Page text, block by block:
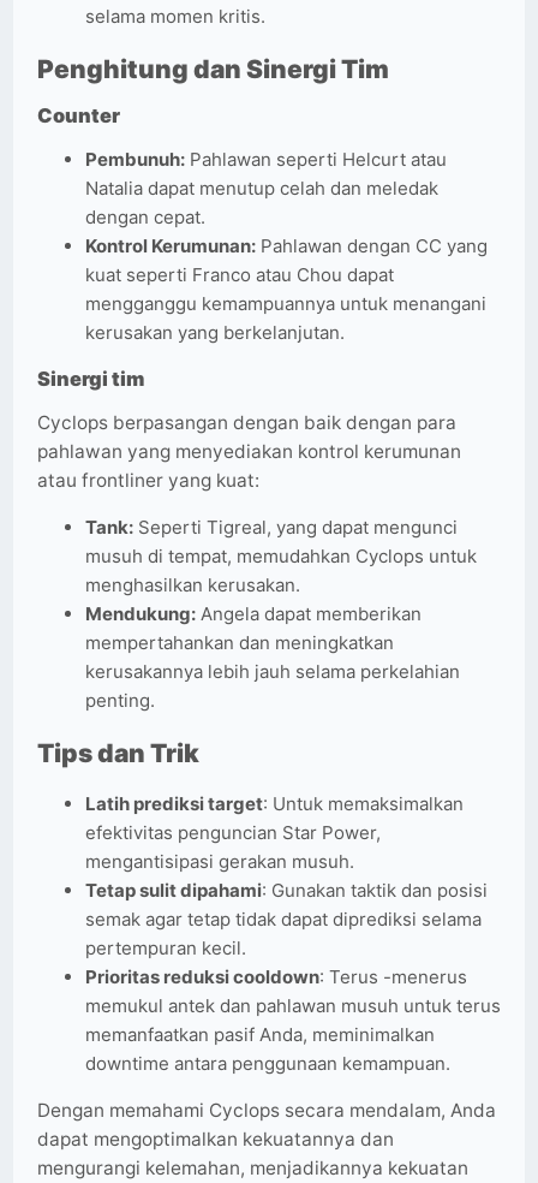
selama momen kritis.
Penghitung dan Sinergi Tim
Counter
Pembunuh: Pahlawan seperti Helcurt atau
Natalia dapat menutup celah dan meledak
dengan cepat.
Kontrol Kerumunan: Pahlawan dengan CC yang
kuat seperti Franco atau Chou dapat
mengganggu kemampuannya untuk menangani
kerusakan yang berkelanjutan.
Sinergi tim
Cyclops berpasangan dengan baik dengan para
pahlawan yang menyediakan kontrol kerumunan
atau frontliner yang kuat:
Tank: Seperti Tigreal, yang dapat mengunci
musuh di tempat, memudahkan Cyclops untuk
menghasilkan kerusakan.
Mendukung: Angela dapat memberikan
mempertahankan dan meningkatkan
kerusakannya lebih jauh selama perkelahian
penting.
Tips dan Trik
Latih prediksi target: Untuk memaksimalkan
efektivitas penguncian Star Power,
mengantisipasi gerakan musuh.
Tetap sulit dipahami: Gunakan taktik dan posisi
semak agar tetap tidak dapat diprediksi selama
pertempuran kecil.
Prioritas reduksi cooldown: Terus -menerus
memukul antek dan pahlawan musuh untuk terus
memanfaatkan pasif Anda, meminimalkan
downtime antara penggunaan kemampuan.
Dengan memahami Cyclops secara mendalam, Anda
dapat mengoptimalkan kekuatannya dan
mengurangi kelemahan, menjadikannya kekuatan